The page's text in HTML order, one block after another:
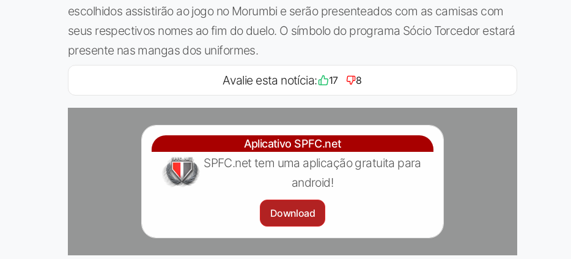
escolhidos assistirão ao jogo no Morumbi e serão presenteados com as camisas com
seus respectivos nomes ao fim do duelo. O símbolo do programa Sócio Torcedor estará
presente nas mangas dos uniformes.
Avalie esta notícia: 17 8
Aplicativo SPFC.net
SPFC.net tem uma aplicação gratuita para
android!
Download